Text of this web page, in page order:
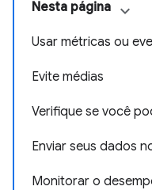
Nesta página
Usar métricas ou
Evite médias
Verifique se você
Enviar seus dados
Monitorar o